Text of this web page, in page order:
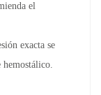
el
exacta se